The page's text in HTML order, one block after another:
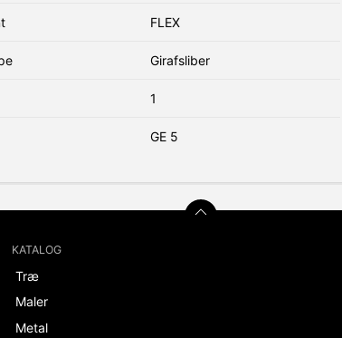
FLEX
Girafsliber
1
GE 5
KATALOG
Træ
Maler
Metal